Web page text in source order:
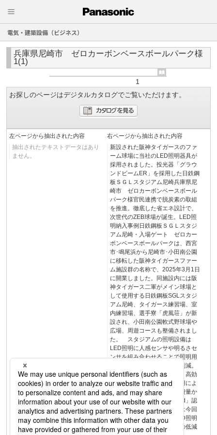
電気・建築設備（ビジネス）
兵庫県尼崎市 ゼロカーボンベースボールパーク様
1(1)
1
お探しのページはデジタルカタログでご覧いただけます。
左ページから抽出された内容
抽出されたテキストデータはあり
ません。
右ページから抽出された内容
新設された阪神タイガースのファ
ーム球場に当社のLED照明器具が
採用されました。投光器「グラウ
ンドビームER」を採用した日鉄鋼
板ＳＧＬスタジアム尼崎兵庫県尼
崎市 ゼロカーボンベースボール
パーク様官民連携で脱炭素の取組
を推進。徹底した省エネ設計で、
次世代のZEB球場が誕生。LED照
明納入事例日鉄鋼板ＳＧＬスタジ
アム尼崎・入場ゲート ゼロカー
ボンベースボールパークは、西宮
市･鳴尾浜から尼崎市･小田南公園
に移転した阪神タイガースファー
ム施設群の名称で、2025年3月1日
に開業しました。同施設内には阪
神タイガース二軍がメイン球場と
して使用する日鉄鋼板SGLスタジ
アム尼崎、タイガース練習場、室
内練習場、選手寮「虎風荘」が新
設され、小田南公園軟式野球場や
広場、周遊コースも整備されまし
た。 スタジアムの照明設備は
LED照明に人感センサや明るさセ
ンサを組み合わせることで照明用
エネルギー消費量を大幅に削減。
また、建物への熱負荷抑制、高効
率型の空調や換気機器の採用によ
り、基準一次エネルギー消費量か
ら43％削減し「ZEBOriented」認
証を取得しています。当社は今回
の移設に伴い、高効率なLED照明
を数多く納入し、環境負荷の低減